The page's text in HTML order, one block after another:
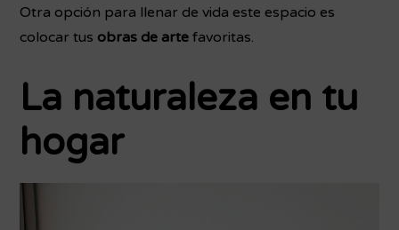
Otra opción para llenar de vida este espacio es
colocar tus obras de arte favoritas.
La naturaleza en tu
hogar